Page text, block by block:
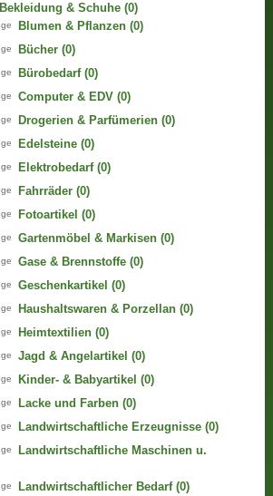
Bekleidung & Schuhe (0)
Blumen & Pflanzen (0)
Bücher (0)
Bürobedarf (0)
Computer & EDV (0)
Drogerien & Parfümerien (0)
Edelsteine (0)
Elektrobedarf (0)
Fahrräder (0)
Fotoartikel (0)
Gartenmöbel & Markisen (0)
Gase & Brennstoffe (0)
Geschenkartikel (0)
Haushaltswaren & Porzellan (0)
Heimtextilien (0)
Jagd & Angelartikel (0)
Kinder- & Babyartikel (0)
Lacke und Farben (0)
Landwirtschaftliche Erzeugnisse (0)
Landwirtschaftliche Maschinen u.
Landwirtschaftlicher Bedarf (0)